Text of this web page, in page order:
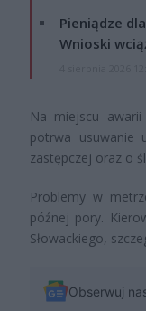
Pieniądze
Wnioski
Na miejscu
potrwa usuwanie
zastępczej oraz o
Problemy w
późnej pory.
Słowackiego,
Obserwuj